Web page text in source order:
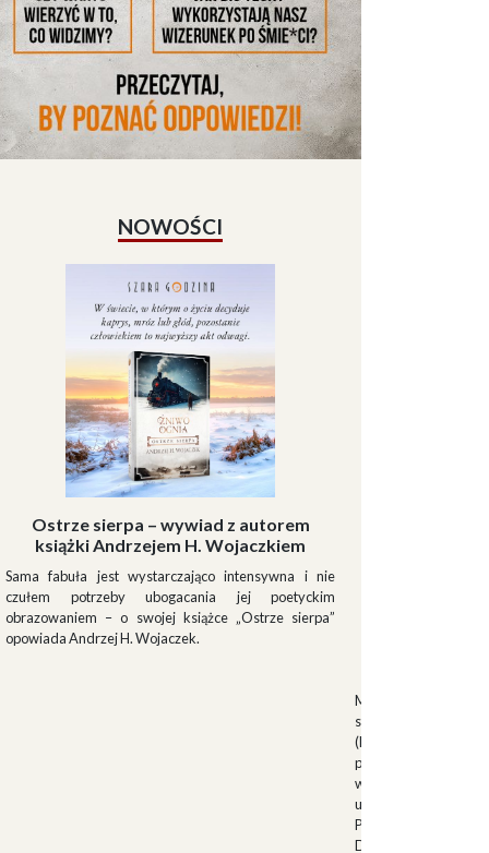
NOWOŚCI
Ostrze sierpa – wywiad z autorem
książki Andrzejem H. Wojaczkiem
Sama fabuła jest wystarczająco intensywna i nie
czułem potrzeby ubogacania jej poetyckim
obrazowaniem – o swojej książce „Ostrze sierpa”
opowiada Andrzej H. Wojaczek.
Muszkieterowie
stanowili elitarną
(Milizia Volontaria
pełniącą rolę
w latach 1923-
uroczystościach
Palazzo Venezia w
Duce.